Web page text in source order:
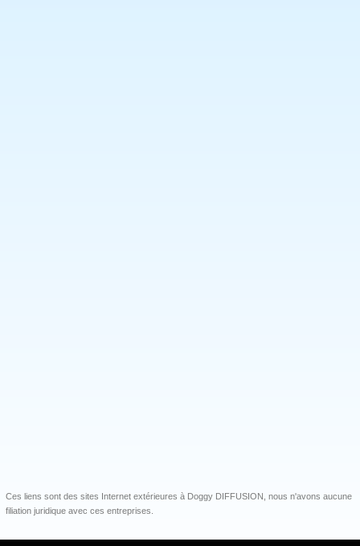
Ces liens sont des sites Internet extérieures à Doggy DIFFUSION, nous n'avons aucune
filiation juridique avec ces entreprises.